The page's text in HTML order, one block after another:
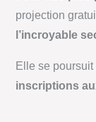
projection
l’incroyable
Elle se poursuit
inscriptions